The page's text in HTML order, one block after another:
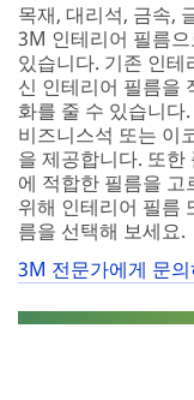
목재, 대리석, 금속,
3M 인테리어 필름
있습니다. 기존 인
신 인테리어 필름을
화를 줄 수 있습니
비즈니스석 또는 이
을 제공합니다. 또
에 적합한 필름을
위해 인테리어 필름
름을 선택해 보세요.
3M 전문가에게 문의